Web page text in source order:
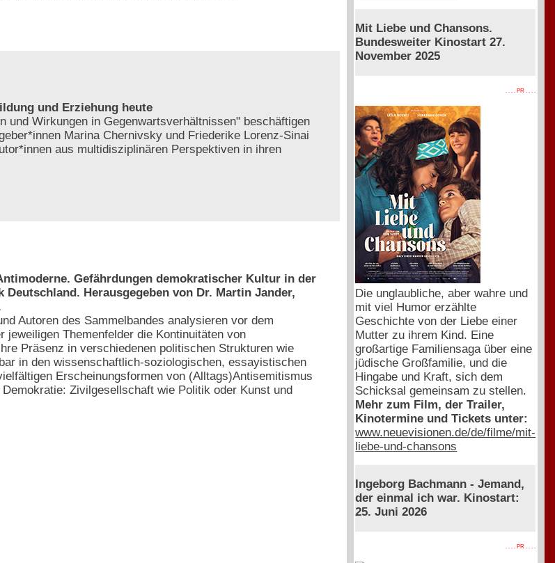
und Erziehung heute
und Wirkungen in Gegenwartsverhältnissen" beschäftigen
Marina Chernivsky und Friederike Lorenz-Sinai
aus multidisziplinären Perspektiven in ihren
Gefährdungen demokratischer Kultur in der
Deutschland. Herausgegeben von Dr. Martin Jander,
Autoren des Sammelbandes analysieren vor dem
jeweiligen Themenfelder die Kontinuitäten von
Präsenz in verschiedenen politischen Strukturen wie
in den wissenschaftlich-soziologischen, essayistischen
Erscheinungsformen von (Alltags)Antisemitismus
Zivilgesellschaft wie Politik oder Kunst und
Mit Liebe und Chansons.
Bundesweiter Kinostart 27.
November 2025
. . . . PR . . . .
Die unglaubliche, aber wahre und
mit viel Humor erzählte
Geschichte von der Liebe einer
Mutter zu ihrem Kind. Eine
großartige Familiensaga über eine
jüdische Großfamilie, und die
Hingabe und Kraft, sich dem
Schicksal gemeinsam zu stellen.
Mehr zum Film, der Trailer,
Kinotermine und Tickets unter:
www.neuevisionen.de/de/filme/mit-
liebe-und-chansons
Ingeborg Bachmann - Jemand,
der einmal ich war. Kinostart:
25. Juni 2026
. . . . PR . . . .